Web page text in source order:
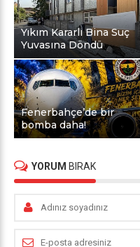
Yıkım Kararlı Bina Suç
Yuvasına Döndü
Fenerbahçe’de bir
bomba daha!
YORUM BIRAK